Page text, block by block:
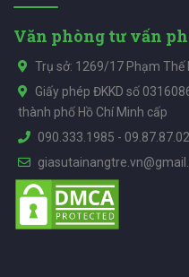
Văn phòng tư vấn
Trụ sở: 1269/17 Phạm Thế
Giấy phép ĐKKD số
thành phố Hồ Chí Minh cấp
090.333.1985 -